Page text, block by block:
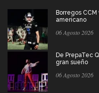
Borregos
americano
06 Agosto 2026
De PrepaTec
gran sueño
06 Agosto 2026